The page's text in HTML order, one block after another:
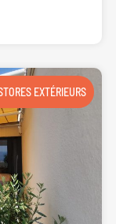
EXTÉRIEURS